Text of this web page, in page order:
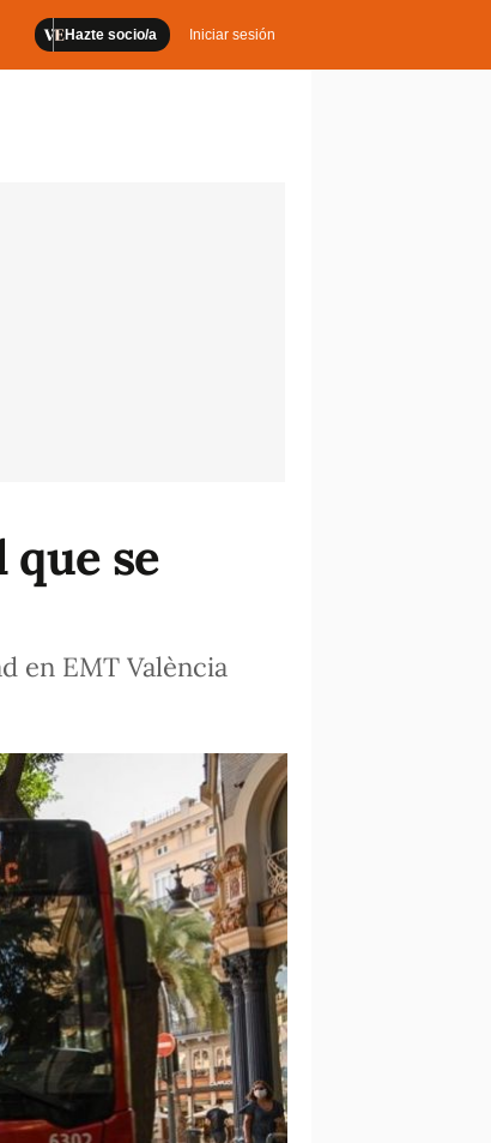
Hazte socio/a Iniciar sesión
se
en EMT València